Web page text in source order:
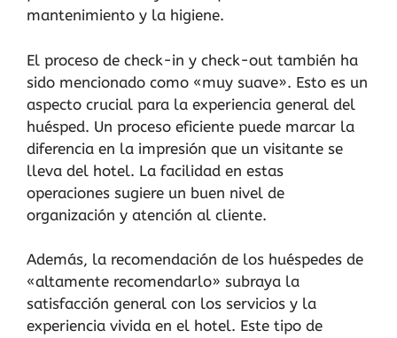
mantenimiento y la higiene.
El proceso de check-in y check-out también ha
sido mencionado como «muy suave». Esto es un
aspecto crucial para la experiencia general del
huésped. Un proceso eficiente puede marcar la
diferencia en la impresión que un visitante se
lleva del hotel. La facilidad en estas
operaciones sugiere un buen nivel de
organización y atención al cliente.
Además, la recomendación de los huéspedes de
«altamente recomendarlo» subraya la
satisfacción general con los servicios y la
experiencia vivida en el hotel. Este tipo de